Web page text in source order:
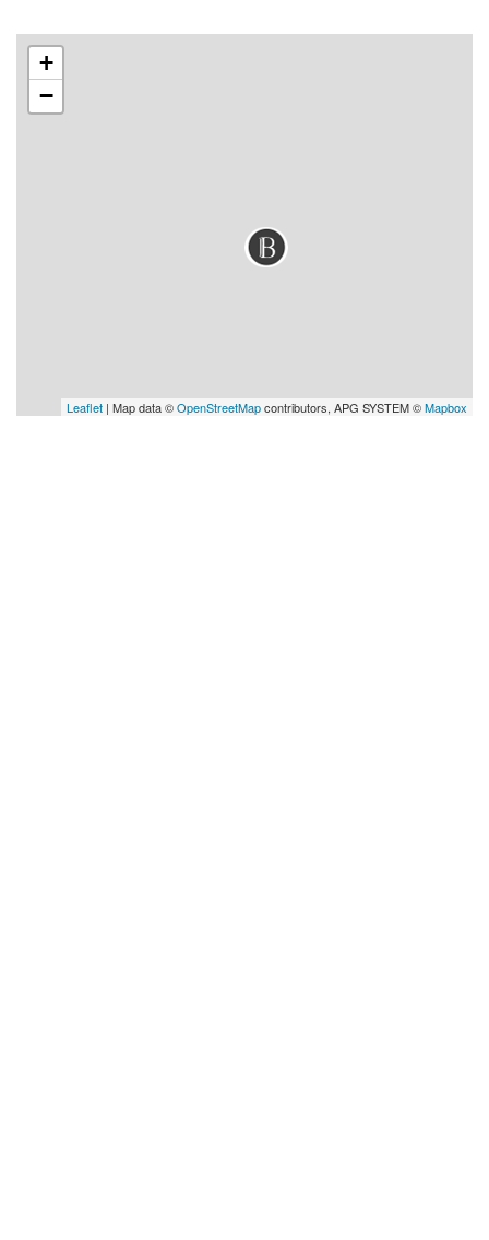
+
−
Leaflet | Map data ©OpenStreetMapcontributors, APG SYSTEM ©Mapbox